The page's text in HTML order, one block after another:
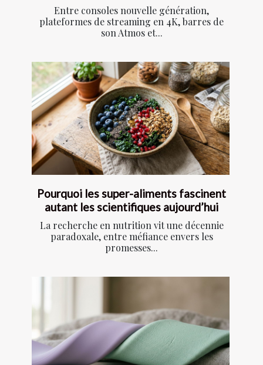
Entre consoles nouvelle génération,
plateformes de streaming en 4K, barres de
son Atmos et...
Pourquoi les super-aliments fascinent
autant les scientifiques aujourd’hui
La recherche en nutrition vit une décennie
paradoxale, entre méfiance envers les
promesses...